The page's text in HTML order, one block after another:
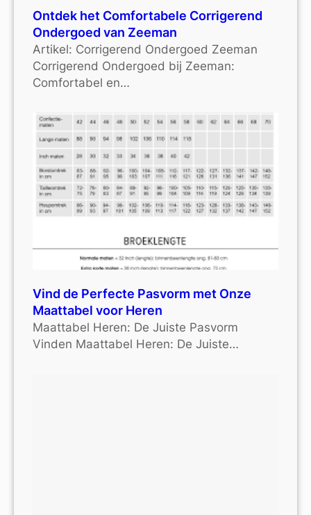
Ontdek het Comfortabele Corrigerend
Ondergoed van Zeeman
Artikel: Corrigerend Ondergoed Zeeman
Corrigerend Ondergoed bij Zeeman:
Comfortabel en…
Vind de Perfecte Pasvorm met Onze
Maattabel voor Heren
Maattabel Heren: De Juiste Pasvorm
Vinden Maattabel Heren: De Juiste…